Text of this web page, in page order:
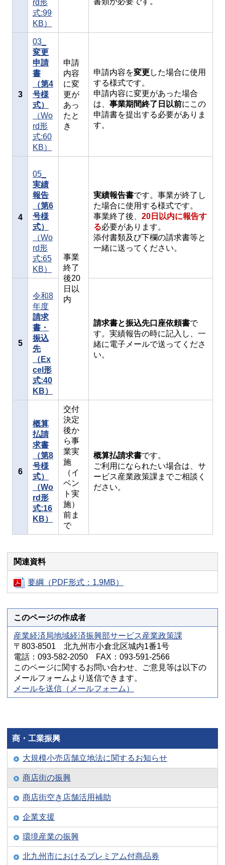
rd形
式:99
KB）
3
03_
変更
申請
書
（第4
号様
式）
（Wo
rd形
式:60
KB）
申請
内容
に変
更が
あっ
たと
き
申請内容を変更した場合に使用
する様式です。
申請内容に変更があった場合
は、 事業期間終了日以前にこの
申請書を提出する必要がありま
す。
4
05_
実績
報告
（第6
号様
式）
（Wo
rd形
式:65
KB）
事業
終了
後20
日以
内
実績報告書です。事業が終了し
た場合に使用する様式です。
事業終了後、 20日以内に報告す
る必要があります。
添付書類及び下欄の請求書等と
一緒に送ってください。
5
令和8
年度
請求
書・
振込
先
（Ex
cel形
式:40
KB）
請求書と振込先口座依頼書で
す。実績報告の時に記入し、一
緒に電子メールで送ってくださ
い。
6
概算
払請
求書
（第8
号様
式）
（Wo
rd形
式:16
KB）
交付
決定
後か
ら事
業実
施
（イ
ベン
ト実
施）
前ま
で
概算払請求書です。
ご利用になられたい場合は、サ
ービス産業政策課までご相談く
ださい。
関連資料
要綱（PDF形式：1.9MB）
このページの作成者
産業経済局地域経済振興部サービス産業政策課
〒803-8501 北九州市小倉北区城内1番1号
電話：093-582-2050 FAX：093-591-2566
このページに関するお問い合わせ、ご意見等は以下の
メールフォームより送信できます。
メールを送信（メールフォーム）
商・工業振興
大規模小売店舗立地法に関するお知らせ
商店街の振興
商店街空き店舗活用補助
企業支援
環境産業の振興
北九州市におけるプレミアム付商品券